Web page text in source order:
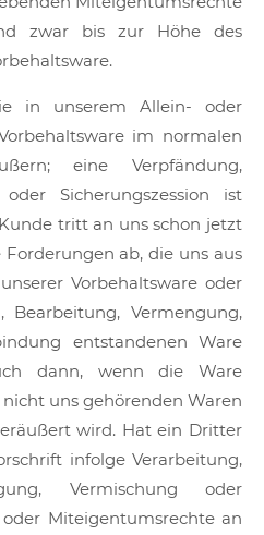
zwar bis zur Höhe des
in unserem Allein- oder
im normalen
eine Verpfändung,
oder Sicherungszession ist
tritt an uns schon jetzt
ab, die uns aus
Vorbehaltsware oder
Vermengung,
entstandenen Ware
dann, wenn die Ware
uns gehörenden Waren
wird. Hat ein Dritter
infolge Verarbeitung,
Vermischung oder
Miteigentumsrechte an